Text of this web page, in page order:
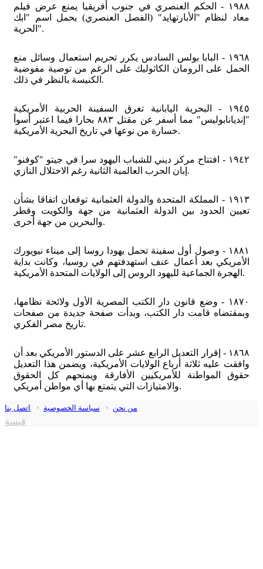
١٩٨٨ - الحكم العنصري في جنوب أفريقيا يمنع عرض فيلم
معاد لنظام "الأبارتهايد" (الفصل العنصري) يحمل اسم "ابك
الحرية".
١٩٦٨ - البابا بولس السادس يكرر تحريم استعمال وسائل منع
الحمل على الرومان الكاثوليك على الرغم من توصية مفوضية
الكنيسة بالنظر في ذلك.
١٩٤٥ - البحرية اليابانية تغرق السفينة الحربية الأمريكية
"إنديانابوليس" مما أسفر عن مقتل ٨٨٣ بحارا فيما اعتبر أسوأ
خسارة من نوعها في تاريخ البحرية الأمريكية.
١٩٤٢ - افتتاح مركز ديني للشباب اليهود سرا في جيتو "كوفنو"
إبان الحرب العالمية الثانية رغم الاحتلال النازي.
١٩١٣ - المملكة المتحدة والدولة العثمانية توقعان اتفاقا بشأن
تعيين الحدود بين الدولة العثمانية من جهة والكويت وقطر
والبحرين من جهة أخرى.
١٨٨١ - وصول أول سفينة تحمل يهودا روسا إلى ميناء نيويورك
الأمريكي بعد أعمال عنف استهدفتهم في روسيا، وكانت بداية
الهجرة الجماعية لليهود الروس إلى الولايات المتحدة الأمريكية.
١٨٧٠ - وضع قانون دار الكتب المصرية الأول ولائحة نظامها،
وبمقتضاه قامت دار الكتب، وبدأت صفحة جديدة من صفحات
تاريخ مصر الفكري.
١٨٦٨ - إقرار التعديل الرابع عشر على الدستور الأمريكي بعد أن
وافقت عليه ثلاثة أرباع الولايات الأمريكية، ويضمن هذا التعديل
حقوق المواطنة للأمريكيين الأفارقة ويمنحهم كل الحقوق
والامتيازات التي يتمتع بها أي مواطن أمريكي.
من نحن • سياسة الخصوصية • اتصل بنا
قبسة